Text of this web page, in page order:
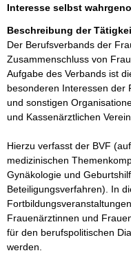
Interesse selbst
Beschreibung der
Der Berufsverbands der
Zusammenschluss von
Aufgabe des Verbands ist
besonderen Interessen der
und sonstigen
und Kassenärztlichen
Hierzu verfasst der BVF
medizinischen
Gynäkologie und
Beteiligungsverfahren). In
Frauenärztinnen und
für den berufspolitischen
werden.